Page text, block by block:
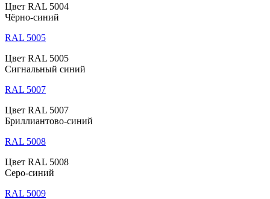
Цвет RAL 5004
Чёрно-синий
RAL 5005
Цвет RAL 5005
Сигнальный синий
RAL 5007
Цвет RAL 5007
Бриллиантово-синий
RAL 5008
Цвет RAL 5008
Серо-синий
RAL 5009